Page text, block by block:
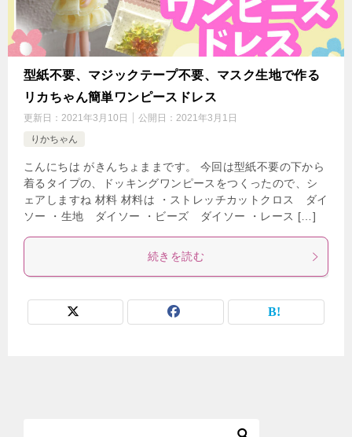
型紙不要、マジックテープ不要、マスク生地で作る
リカちゃん簡単ワンピースドレス
更新日： 2021年3月10日 公開日： 2021年3月1日
りかちゃん
こんにちは がきんちょままです。 今回は型紙不要の下から
着るタイプの、ドッキングワンピースをつくったので、シ
ェアしますね 材料 材料は ・ストレッチカットクロス ダイ
ソー ・生地 ダイソー ・ビーズ ダイソー ・レース […]
続きを読む